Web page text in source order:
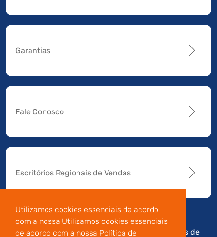
Utilizamos cookies essenciais de acordo
com a nossa Utilizamos cookies essenciais
de acordo com a nossa Política de
Garantias
Fale Conosco
Escritórios Regionais de Vendas
Av. Manoel da Nóbrega,
Termos de
Código de